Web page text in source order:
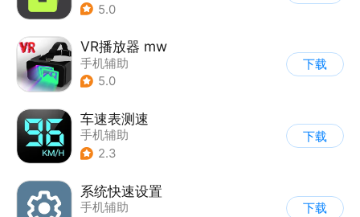
5.0
VR播放器 mw
手机辅助
5.0
下载
车速表测速
手机辅助
2.3
下载
系统快速设置
手机辅助
下载